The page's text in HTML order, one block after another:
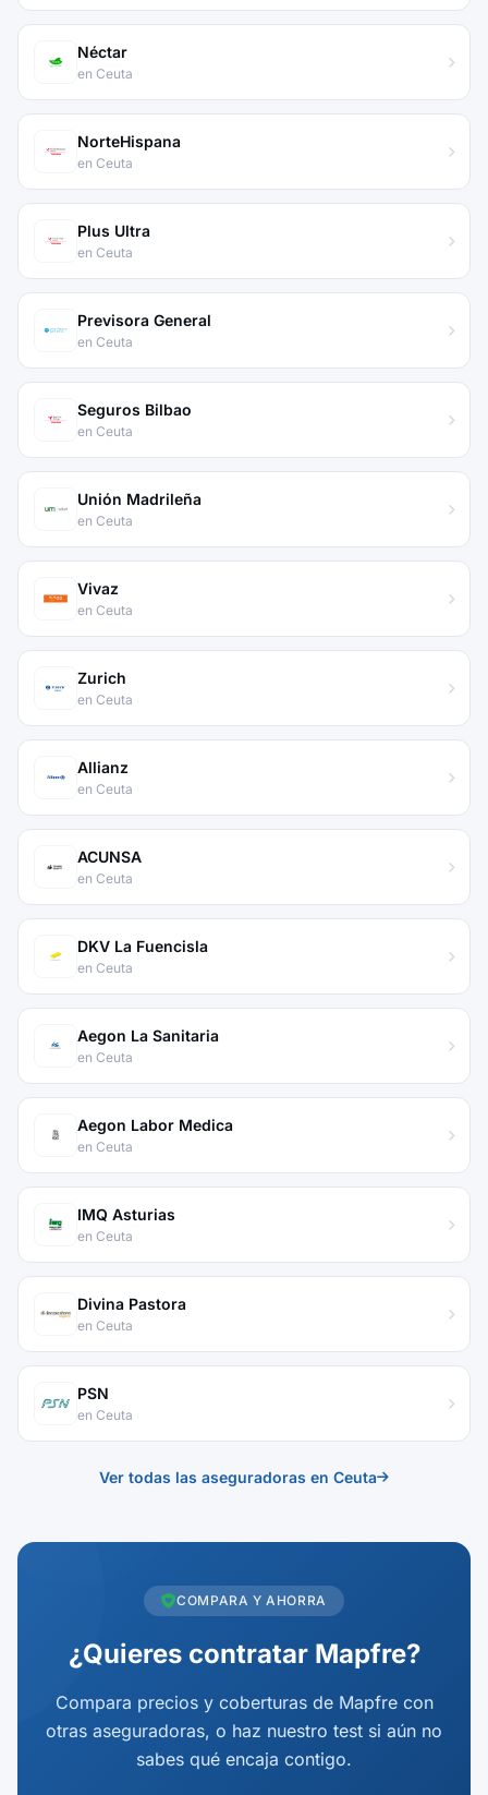
Néctar
en Ceuta
NorteHispana
en Ceuta
Plus Ultra
en Ceuta
Previsora General
en Ceuta
Seguros Bilbao
en Ceuta
Unión Madrileña
en Ceuta
Vivaz
en Ceuta
Zurich
en Ceuta
Allianz
en Ceuta
ACUNSA
en Ceuta
DKV La Fuencisla
en Ceuta
Aegon La Sanitaria
en Ceuta
Aegon Labor Medica
en Ceuta
IMQ Asturias
en Ceuta
Divina Pastora
en Ceuta
PSN
en Ceuta
Ver todas las aseguradoras en Ceuta
COMPARA Y AHORRA
¿Quieres contratar Mapfre?
Compara precios y coberturas de Mapfre con
otras aseguradoras, o haz nuestro test si aún no
sabes qué encaja contigo.